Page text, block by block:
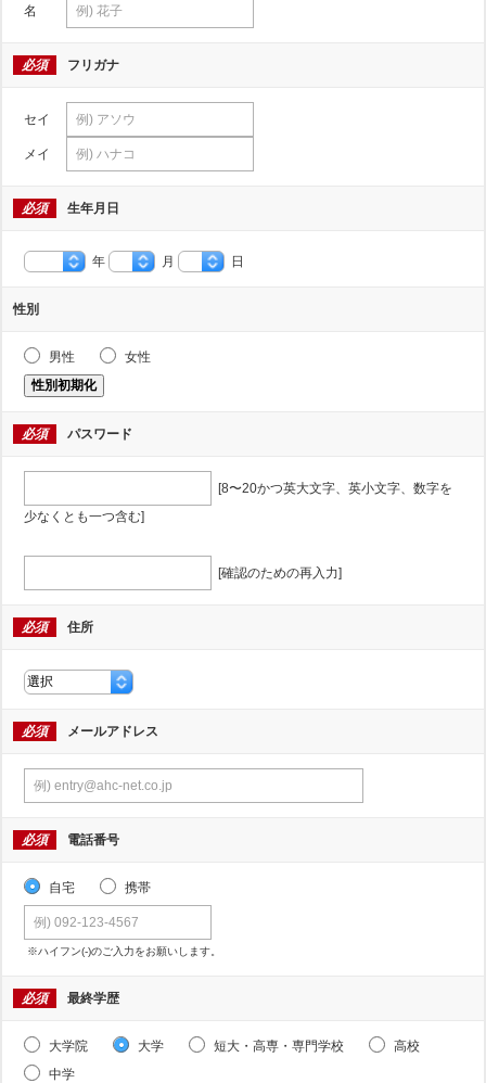
名
必須 フリガナ
セイ
メイ
必須 生年月日
年 月 日
性別
男性
女性
性別初期化
必須 パスワード
[8〜20かつ英大文字、英小文字、数字を
少なくとも一つ含む]
[確認のための再入力]
必須 住所
必須 メールアドレス
必須 電話番号
自宅 携帯
※ハイフン(-)のご入力をお願いします。
必須 最終学歴
大学院 大学 短大・高専・専門学校
高校
中学